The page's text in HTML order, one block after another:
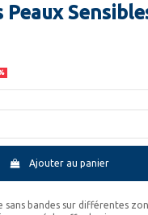
Peaux
Ajouter au panier
sans bandes sur différentes